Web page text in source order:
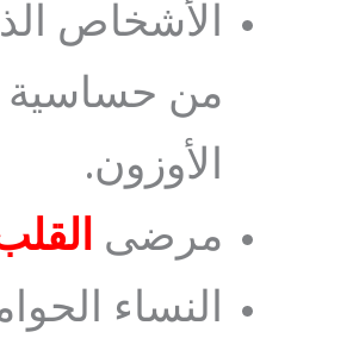
الأشخاص
من حساسية
الأوزون.
مرضى
النساء